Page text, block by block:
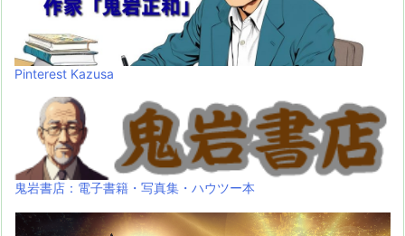
Pinterest Kazusa
鬼岩書店：電子書籍・写真集・ハウツー本